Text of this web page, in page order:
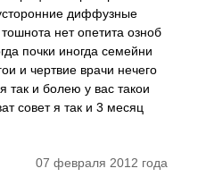
диффузные
нет опетита озноб
почки иногда семейни
и чертвие врачи нечего
так и болею у вас такои
совет я так и 3 месяц
07 февраля 2012 года